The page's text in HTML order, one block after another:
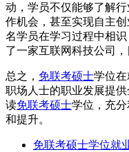
动，学员不仅能够了解
作机会，甚至实现自主
名学员在学习过程中相
了一家互联网科技公司，
总之， 免联考硕士学位
职场人士的职业发展提
读免联考硕士学位，充
和提升。
免联考硕士学位就